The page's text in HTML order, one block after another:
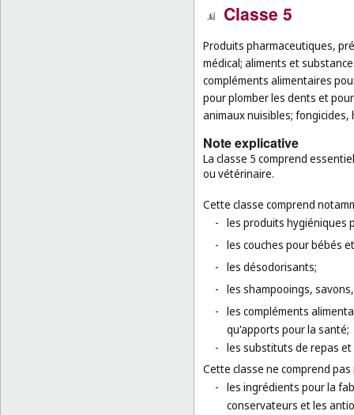
Classe 5
Produits pharmaceutiques,
médical; aliments et
compléments alimentaires
pour plomber les dents et
animaux nuisibles; fongicides,
Note explicative
La classe 5 comprend
ou vétérinaire.
Cette classe comprend
- les produits hygiéniques
- les couches pour bébés
- les désodorisants;
- les shampooings,
- les compléments
qu'apports pour la santé;
- les substituts de repas
Cette classe ne comprend
- les ingrédients pour la
conservateurs et les